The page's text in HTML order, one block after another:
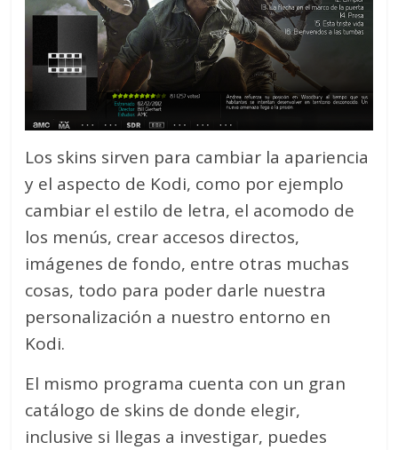
Los skins sirven para cambiar la apariencia
y el aspecto de Kodi, como por ejemplo
cambiar el estilo de letra, el acomodo de
los menús, crear accesos directos,
imágenes de fondo, entre otras muchas
cosas, todo para poder darle nuestra
personalización a nuestro entorno en
Kodi.
El mismo programa cuenta con un gran
catálogo de skins de donde elegir,
inclusive si llegas a investigar, puedes